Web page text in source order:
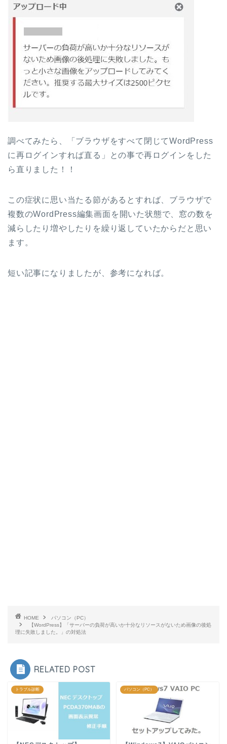
調べてみたら、「ブラウザをすべて閉じてWordPress
に再ログインすれば直る」との事で再ログインをした
ら直りました！！
この症状に思い当たる節があるとすれば、ブラウザで
複数のWordPress編集画面を開いた状態で、窓の数を
減らしたり増やしたりを繰り返していたからだと思い
ます。
短い記事になりましたが、参考になれば。
HOME
パソコン（PC）
【WordPress】「サーバーの負荷が高いか十分なリソースがないため画像の後処
理に失敗しました。」の対処法
RELATED POST
トラブル診断 パソコン（PC）